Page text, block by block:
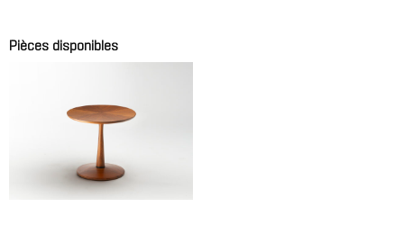
Pièces disponibles